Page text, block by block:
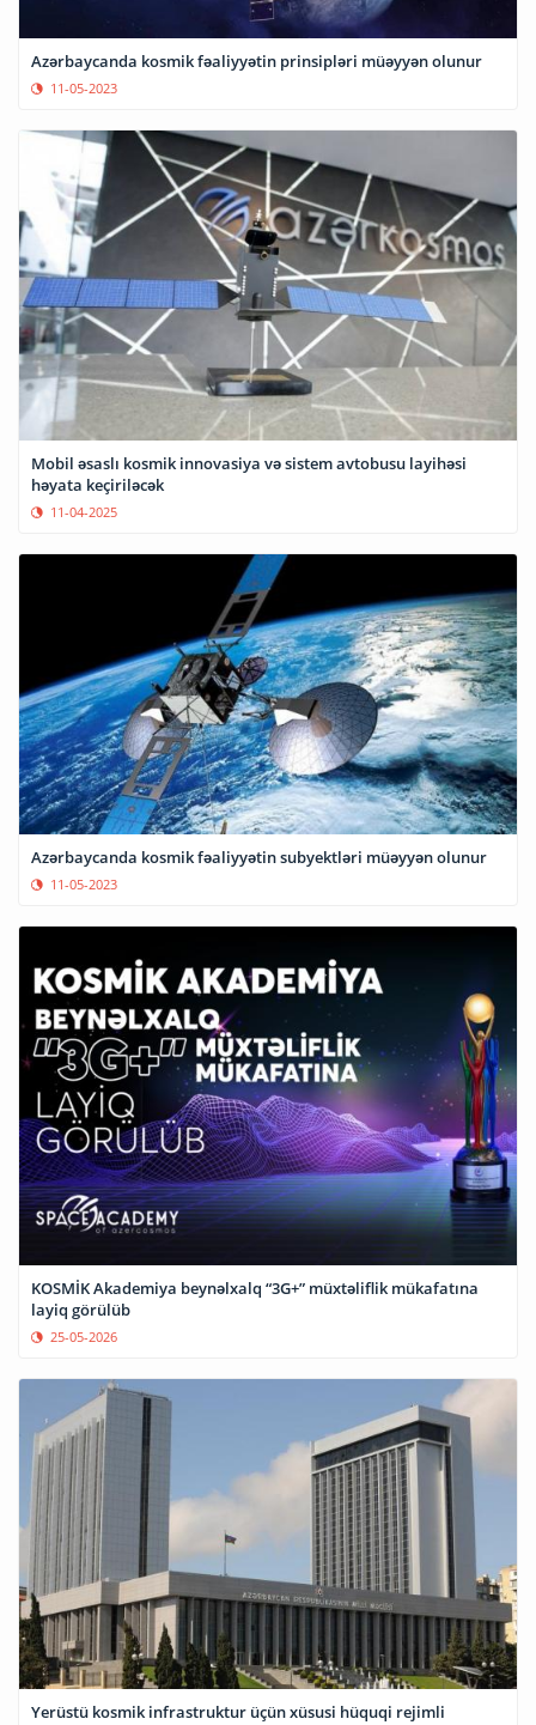
Azərbaycanda kosmik fəaliyyətin prinsipləri müəyyən olunur
11-05-2023
Mobil əsaslı kosmik innovasiya və sistem avtobusu layihəsi
həyata keçiriləcək
11-04-2025
Azərbaycanda kosmik fəaliyyətin subyektləri müəyyən olunur
11-05-2023
KOSMİK Akademiya beynəlxalq “3G+” müxtəliflik mükafatına
layiq görülüb
25-05-2026
Yerüstü kosmik infrastruktur üçün xüsusi hüquqi rejimli